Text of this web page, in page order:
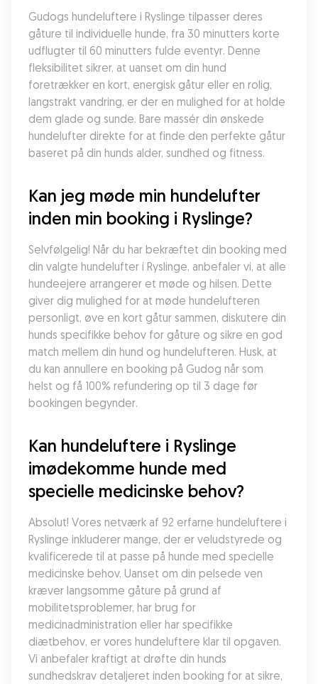
Gudogs hundeluftere i Ryslinge tilpasser deres
gåture til individuelle hunde, fra 30 minutters korte
udflugter til 60 minutters fulde eventyr. Denne
fleksibilitet sikrer, at uanset om din hund
foretrækker en kort, energisk gåtur eller en rolig,
langstrakt vandring, er der en mulighed for at holde
dem glade og sunde. Bare massér din ønskede
hundelufter direkte for at finde den perfekte gåtur
baseret på din hunds alder, sundhed og fitness.
Kan jeg møde min hundelufter
inden min booking i Ryslinge?
Selvfølgelig! Når du har bekræftet din booking med
din valgte hundelufter i Ryslinge, anbefaler vi, at alle
hundeejere arrangerer et møde og hilsen. Dette
giver dig mulighed for at møde hundelufteren
personligt, øve en kort gåtur sammen, diskutere din
hunds specifikke behov for gåture og sikre en god
match mellem din hund og hundelufteren. Husk, at
du kan annullere en booking på Gudog når som
helst og få 100% refundering op til 3 dage før
bookingen begynder.
Kan hundeluftere i Ryslinge
imødekomme hunde med
specielle medicinske behov?
Absolut! Vores netværk af 92 erfarne hundeluftere i
Ryslinge inkluderer mange, der er veludstyrede og
kvalificerede til at passe på hunde med specielle
medicinske behov. Uanset om din pelsede ven
kræver langsomme gåture på grund af
mobilitetsproblemer, har brug for
medicinadministration eller har specifikke
diætbehov, er vores hundeluftere klar til opgaven.
Vi anbefaler kraftigt at drøfte din hunds
sundhedskrav detaljeret inden booking for at sikre,